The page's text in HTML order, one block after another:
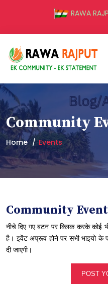
RAWA
Community
Home Events
Community
नीचे दिए गए बटन पर क्लिक करके कोई
है। इवेंट अप्रूव होने पर सभी भाइयो के
दी जाएगी।
POST